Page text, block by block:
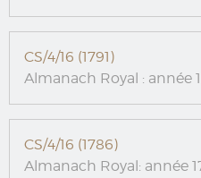
CS/4/16 (1791)
Almanach Royal : année
CS/4/16 (1786)
Almanach Royal: année